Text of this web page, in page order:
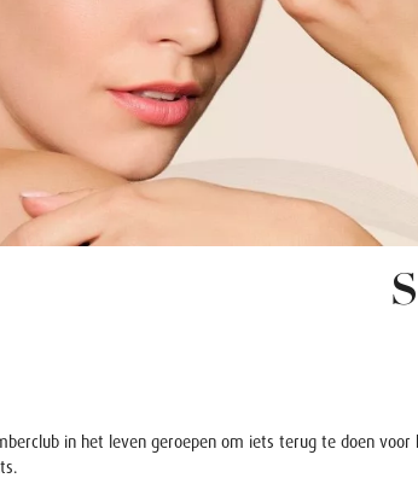
in het leven geroepen om iets terug te doen